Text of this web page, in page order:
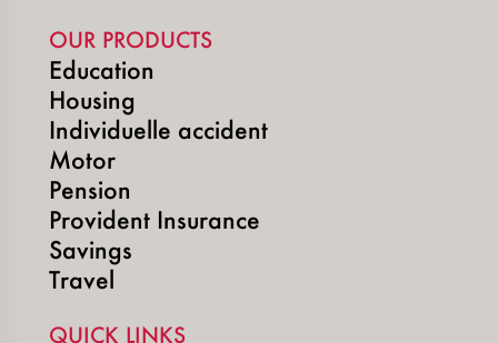
OUR PRODUCTS
Education
Housing
Individuelle accident
Motor
Pension
Provident Insurance
Savings
Travel
QUICK LINKS